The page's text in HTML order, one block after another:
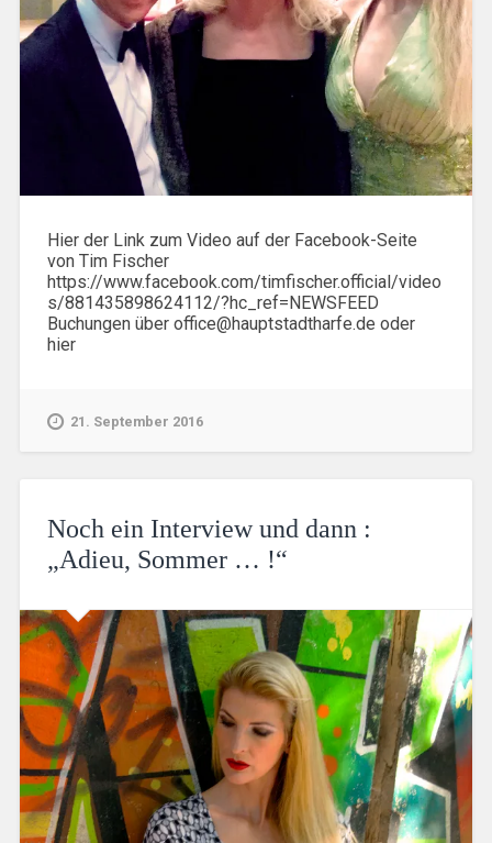
Hier der Link zum Video auf der Facebook-Seite
von Tim Fischer
https://www.facebook.com/timfischer.official/video
s/881435898624112/?hc_ref=NEWSFEED
Buchungen über office@hauptstadtharfe.de oder
hier
21. September 2016
Noch ein Interview und dann :
„Adieu, Sommer … !“